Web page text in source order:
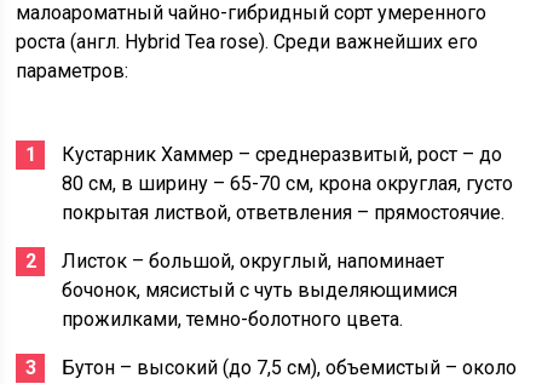
малоароматный чайно-гибридный сорт умеренного
роста (англ. Hybrid Tea rose). Среди важнейших его
параметров:
Кустарник Хаммер – среднеразвитый, рост – до
80 см, в ширину – 65-70 см, крона округлая, густо
покрытая листвой, ответвления – прямостоячие.
Листок – большой, округлый, напоминает
бочонок, мясистый с чуть выделяющимися
прожилками, темно-болотного цвета.
Бутон – высокий (до 7,5 см), объемистый – около